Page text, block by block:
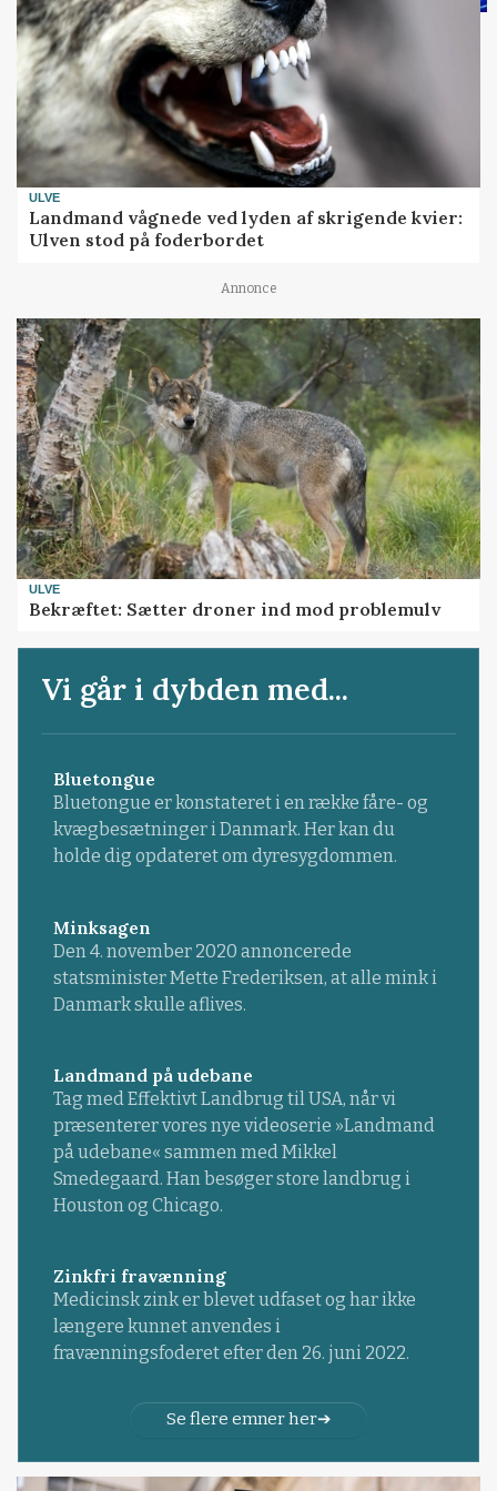
ULVE
Landmand vågnede ved lyden af skrigende kvier:
Ulven stod på foderbordet
Annonce
ULVE
Bekræftet: Sætter droner ind mod problemulv
Vi går i dybden med...
Bluetongue
Bluetongue er konstateret i en række fåre- og
kvægbesætninger i Danmark. Her kan du
holde dig opdateret om dyresygdommen.
Minksagen
Den 4. november 2020 annoncerede
statsminister Mette Frederiksen, at alle mink i
Danmark skulle aflives.
Landmand på udebane
Tag med Effektivt Landbrug til USA, når vi
præsenterer vores nye videoserie »Landmand
på udebane« sammen med Mikkel
Smedegaard. Han besøger store landbrug i
Houston og Chicago.
Zinkfri fravænning
Medicinsk zink er blevet udfaset og har ikke
længere kunnet anvendes i
fravænningsfoderet efter den 26. juni 2022.
Se flere emner her